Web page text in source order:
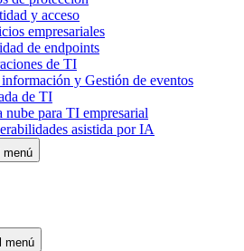
y acceso
empresariales
de endpoints
de TI
y Gestión de eventos
de TI
nube para TI empresarial
asistida por IA
menú
menú